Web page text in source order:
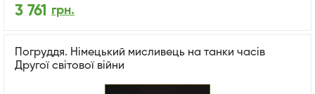
3 761 грн.
Погруддя. Німецький мисливець на танки часів
Другої світової війни